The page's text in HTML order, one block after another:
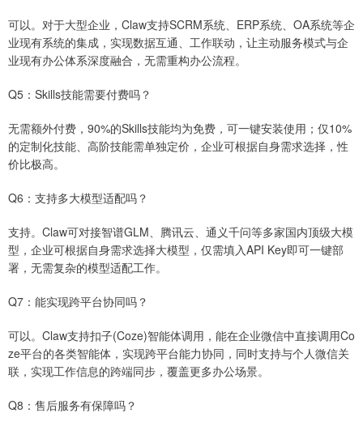
可以。对于大型企业，Claw支持SCRM系统、ERP系统、OA系统等企
业现有系统的集成，实现数据互通、工作联动，让主动服务模式与企
业现有办公体系深度融合，无需重构办公流程。
Q5：Skills技能需要付费吗？
无需额外付费，90%的Skills技能均为免费，可一键安装使用；仅10%
的定制化技能、高阶技能需单独定价，企业可根据自身需求选择，性
价比极高。
Q6：支持多大模型适配吗？
支持。Claw可对接智谱GLM、腾讯云、通义千问等多家国内顶级大模
型，企业可根据自身需求选择大模型，仅需填入API Key即可一键部
署，无需复杂的模型适配工作。
Q7：能实现跨平台协同吗？
可以。Claw支持扣子(Coze)智能体调用，能在企业微信中直接调用Co
ze平台的各类智能体，实现跨平台能力协同，同时支持与个人微信关
联，实现工作信息的跨端同步，覆盖更多办公场景。
Q8：售后服务有保障吗？